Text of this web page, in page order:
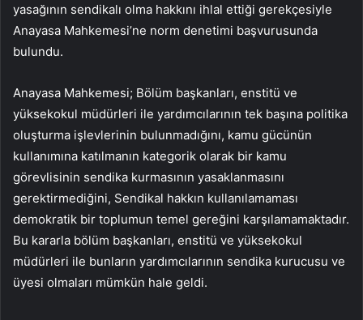
yasağının sendikalı olma hakkını ihlal ettiği gerekçesiyle
Anayasa Mahkemesi’ne norm denetimi başvurusunda
bulundu.
Anayasa Mahkemesi; Bölüm başkanları, enstitü ve
yüksekokul müdürleri ile yardımcılarının tek başına politika
oluşturma işlevlerinin bulunmadığını, kamu gücünün
kullanımına katılmanın kategorik olarak bir kamu
görevlisinin sendika kurmasının yasaklanmasını
gerektirmediğini, Sendikal hakkın kullanılamaması
demokratik bir toplumun temel gereğini karşılamamaktadır.
Bu kararla bölüm başkanları, enstitü ve yüksekokul
müdürleri ile bunların yardımcılarının sendika kurucusu ve
üyesi olmaları mümkün hale geldi.